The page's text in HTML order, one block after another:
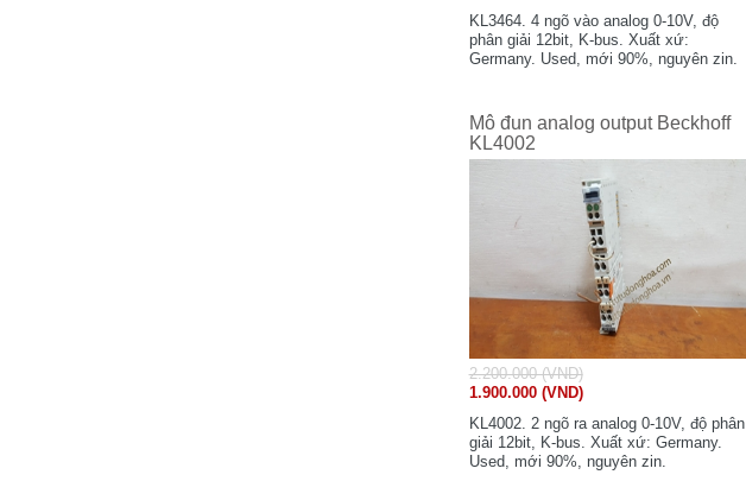
KL3464. 4 ngõ vào analog 0-10V, độ
phân giải 12bit, K-bus. Xuất xứ:
Germany. Used, mới 90%, nguyên zin.
Mô đun analog output Beckhoff
KL4002
2.200.000 (VND)
1.900.000 (VND)
KL4002. 2 ngõ ra analog 0-10V, độ phân
giải 12bit, K-bus. Xuất xứ: Germany.
Used, mới 90%, nguyên zin.